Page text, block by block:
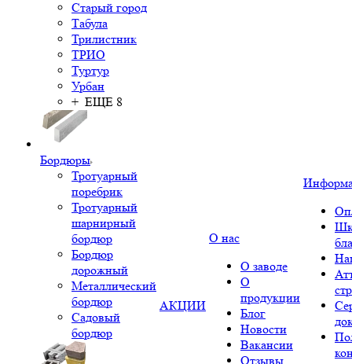
Старый город
Табула
Трилистник
ТРИО
Туртур
Урбан
+ ЕЩЕ 8
Бордюры
Тротуарный
поребрик
Тротуарный
шарнирный
бордюр
Бордюр
дорожный
Металлический
бордюр
Садовый
бордюр
АКЦИИ
О нас
О заводе
О
продукции
Блог
Новости
Вакансии
Отзывы